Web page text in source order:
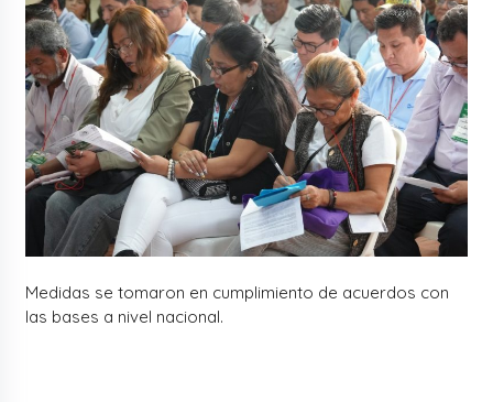
Medidas se tomaron en cumplimiento de acuerdos con
las bases a nivel nacional.